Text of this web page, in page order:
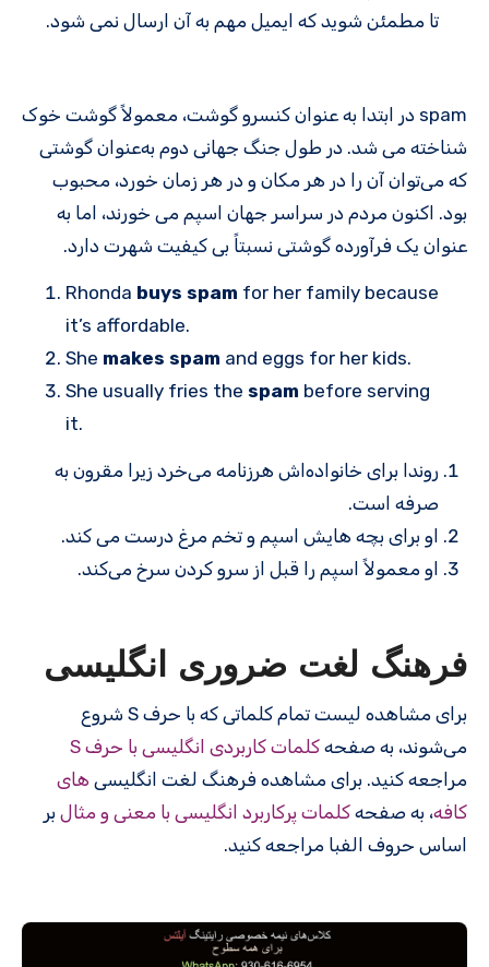
تا مطمئن شوید که ایمیل مهم به آن ارسال نمی شود.
spam در ابتدا به عنوان کنسرو گوشت، معمولاً گوشت خوک
شناخته می شد. در طول جنگ جهانی دوم به‌عنوان گوشتی
که می‌توان آن را در هر مکان و در هر زمان خورد، محبوب
بود. اکنون مردم در سراسر جهان اسپم می خورند، اما به
عنوان یک فرآورده گوشتی نسبتاً بی کیفیت شهرت دارد.
Rhonda buys spam for her family because
it’s affordable.
She makes spam and eggs for her kids.
She usually fries the spam before serving
it.
روندا برای خانواده‌اش هرزنامه می‌خرد زیرا مقرون به
صرفه است.
او برای بچه هایش اسپم و تخم مرغ درست می کند.
او معمولاً اسپم را قبل از سرو کردن سرخ می‌کند.
فرهنگ لغت ضروری انگلیسی
برای مشاهده لیست تمام کلماتی که با حرف S شروع
می‌شوند، به صفحه کلمات کاربردی انگلیسی با حرف S
مراجعه کنید. برای مشاهده فرهنگ لغت انگلیسی های
کافه، به صفحه کلمات پرکاربرد انگلیسی با معنی و مثال بر
اساس حروف الفبا مراجعه کنید.